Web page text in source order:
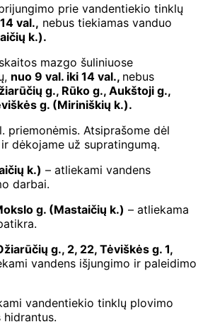
prie vandentiekio tinklų
val., nebus tiekiamas vanduo
k.).
mazgo šuliniuose
nuo 9 val. iki 14 val., nebus
g., Rūko g., Aukštoji g.,
g. (Miriniškių k.).
priemonėmis. Atsiprašome dėl
dėkojame už supratingumą.
k.) – atliekami vandens
darbai.
g. (Mastaičių k.) – atliekama
g., 2, 22, Tėviškės g. 1,
vandens išjungimo ir paleidimo
vandentiekio tinklų plovimo